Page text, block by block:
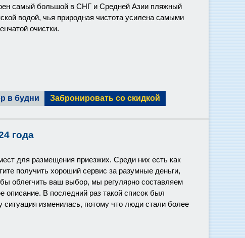
самый большой в СНГ и Средней Азии пляжный
водой, чья природная чистота усилена самыми
очистки.
в будни Забронировать со скидкой
года
для размещения приезжих. Среди них есть как
получить хороший сервис за разумные деньги,
облегчить ваш выбор, мы регулярно составляем
описание. В последний раз такой список был
изменилась, потому что люди стали более